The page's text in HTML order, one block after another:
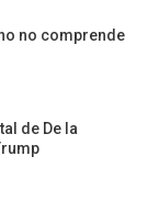
no comprende
de De la